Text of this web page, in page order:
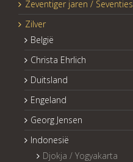
Zeventiger jaren / Seventies
Zilver
België
Christa Ehrlich
Duitsland
Engeland
Georg Jensen
Indonesië
Djokja / Yogyakarta